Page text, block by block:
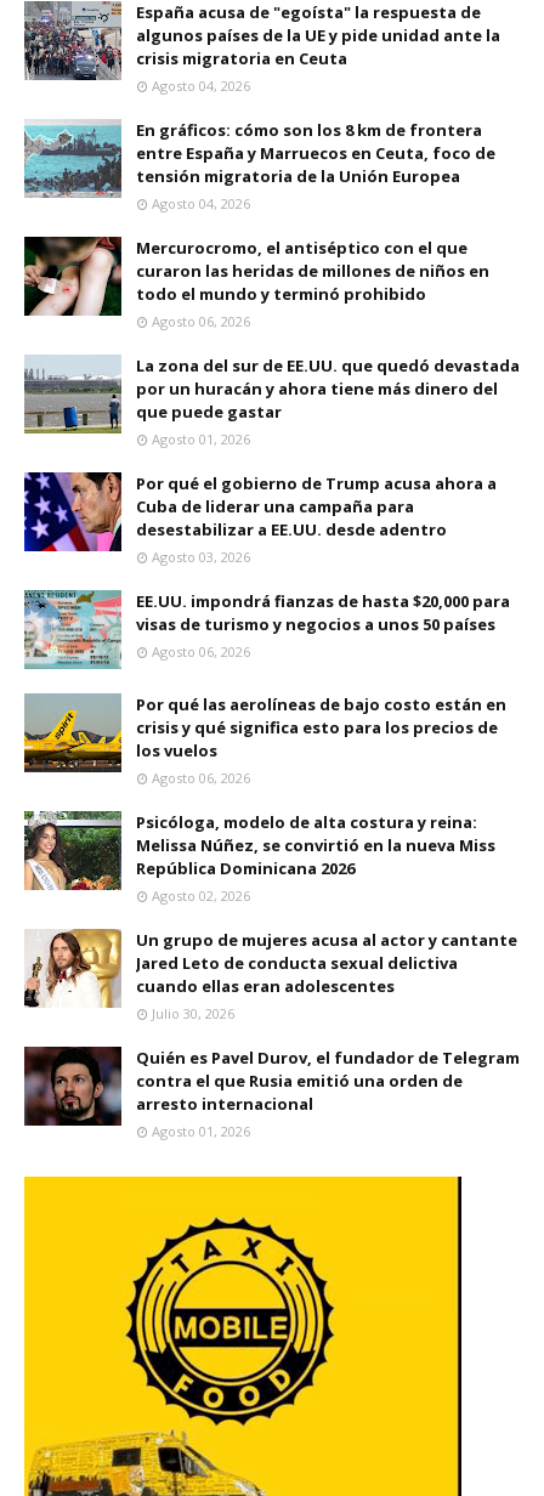
España acusa de "egoísta" la respuesta de
algunos países de la UE y pide unidad ante la
crisis migratoria en Ceuta
Agosto 04, 2026
En gráficos: cómo son los 8 km de frontera
entre España y Marruecos en Ceuta, foco de
tensión migratoria de la Unión Europea
Agosto 04, 2026
Mercurocromo, el antiséptico con el que
curaron las heridas de millones de niños en
todo el mundo y terminó prohibido
Agosto 06, 2026
La zona del sur de EE.UU. que quedó devastada
por un huracán y ahora tiene más dinero del
que puede gastar
Agosto 01, 2026
Por qué el gobierno de Trump acusa ahora a
Cuba de liderar una campaña para
desestabilizar a EE.UU. desde adentro
Agosto 03, 2026
EE.UU. impondrá fianzas de hasta $20,000 para
visas de turismo y negocios a unos 50 países
Agosto 06, 2026
Por qué las aerolíneas de bajo costo están en
crisis y qué significa esto para los precios de
los vuelos
Agosto 06, 2026
Psicóloga, modelo de alta costura y reina:
Melissa Núñez, se convirtió en la nueva Miss
República Dominicana 2026
Agosto 02, 2026
Un grupo de mujeres acusa al actor y cantante
Jared Leto de conducta sexual delictiva
cuando ellas eran adolescentes
Julio 30, 2026
Quién es Pavel Durov, el fundador de Telegram
contra el que Rusia emitió una orden de
arresto internacional
Agosto 01, 2026